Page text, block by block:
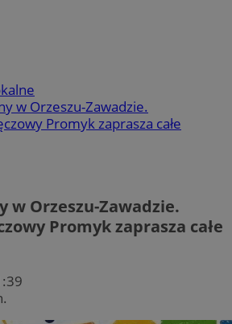
w Orzeszu-Zawadzie.
Promyk zaprasza całe
w Orzeszu-Zawadzie.
Promyk zaprasza całe